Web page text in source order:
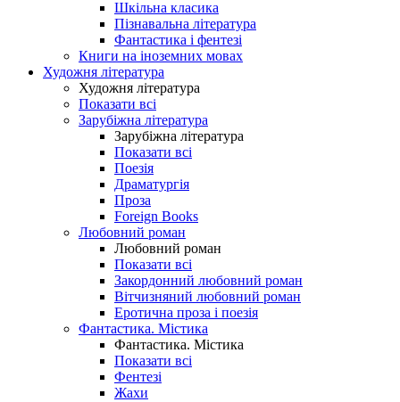
Шкільна класика
Пізнавальна література
Фантастика і фентезі
Книги на іноземних мовах
Художня література
Художня література
Показати всі
Зарубіжна література
Зарубіжна література
Показати всі
Поезія
Драматургія
Проза
Foreign Books
Любовний роман
Любовний роман
Показати всі
Закордонний любовний роман
Вітчизняний любовний роман
Еротична проза і поезія
Фантастика. Містика
Фантастика. Містика
Показати всі
Фентезі
Жахи